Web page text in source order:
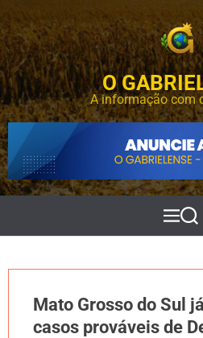
k
p
t
o
c
o
n
t
e
O
A informação com
M
e
P
e
s
r
Mato Grosso do Sul
casos prováveis de